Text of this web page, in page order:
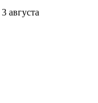
3 августа